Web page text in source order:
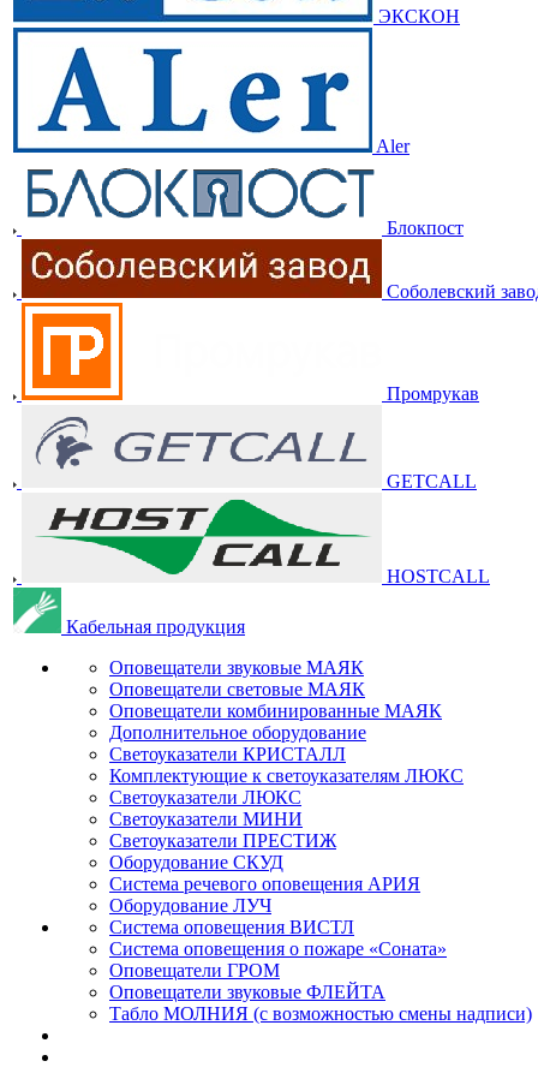
ЭКСКОН
Aler
Блокпост
Соболевский
Промрукав
GETCALL
HOSTCALL
Кабельная продукция
Оповещатели звуковые МАЯК
Оповещатели световые МАЯК
Оповещатели комбинированные МАЯК
Дополнительное оборудование
Светоуказатели КРИСТАЛЛ
Комплектующие к светоуказателям ЛЮКС
Светоуказатели ЛЮКС
Светоуказатели МИНИ
Светоуказатели ПРЕСТИЖ
Оборудование СКУД
Система речевого оповещения АРИЯ
Оборудование ЛУЧ
Система оповещения ВИСТЛ
Система оповещения о пожаре «Соната»
Оповещатели ГРОМ
Оповещатели звуковые ФЛЕЙТА
Табло МОЛНИЯ (с возможностью смены надписи)